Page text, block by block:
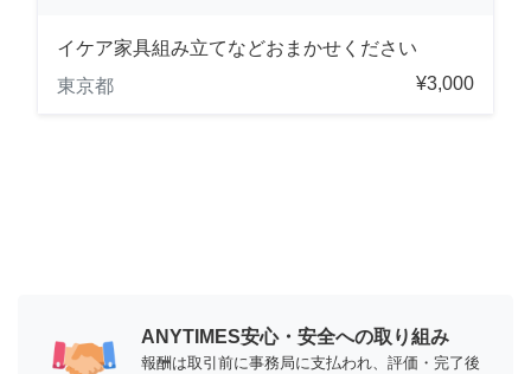
イケア家具組み立てなどおまかせください
東京都
¥3,000
ANYTIMES安心・安全への取り組み
報酬は取引前に事務局に支払われ、評価・完了後